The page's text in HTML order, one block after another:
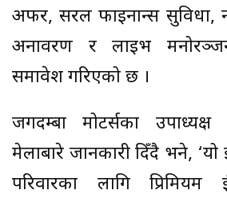
अफर, सरल फाइनान्स सुविधा,
अनावरण र लाइभ
समावेश गरिएको छ ।
जगदम्बा मोटर्सका उपाध्यक्ष
मेलाबारे जानकारी दिँदै भने,
परिवारका लागि प्रिमियम